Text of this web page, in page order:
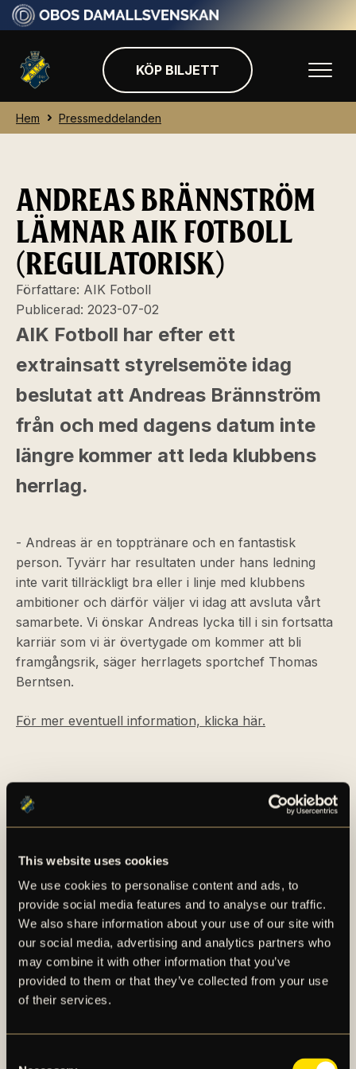
This website uses cookies
We use cookies to personalise content and ads, to
provide social media features and to analyse our traffic.
We also share information about your use of our site with
our social media, advertising and analytics partners who
may combine it with other information that you’ve
provided to them or that they’ve collected from your use
of their services.
KÖP BILJETT
Hem Pressmeddelanden
ANDREAS BRÄNNSTRÖM
LÄMNAR AIK FOTBOLL
(REGULATORISK)
Författare: AIK Fotboll
Publicerad: 2023-07-02
AIK Fotboll har efter ett
extrainsatt styrelsemöte idag
beslutat att Andreas Brännström
från och med dagens datum inte
längre kommer att leda klubbens
herrlag.
- Andreas är en topptränare och en fantastisk
person. Tyvärr har resultaten under hans ledning
inte varit tillräckligt bra eller i linje med klubbens
ambitioner och därför väljer vi idag att avsluta vårt
samarbete. Vi önskar Andreas lycka till i sin fortsatta
karriär som vi är övertygade om kommer att bli
framgångsrik, säger herrlagets sportchef Thomas
Berntsen.
För mer eventuell information, klicka här.
AIK – SEDAN 1891
AIK Fotboll AB bedriver AIK Fotbollsförenings
elitfotbollsverksamhet genom ett herrlag och ett
damlag. Herrlaget spelar i Allsvenskan och damlaget
spelar i OBOS Damallsvenskan. AIK Fotboll AB är